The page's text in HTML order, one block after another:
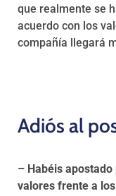
que realmente se
acuerdo con los
compañía llegará
Adiós al
– Habéis
valores frente a